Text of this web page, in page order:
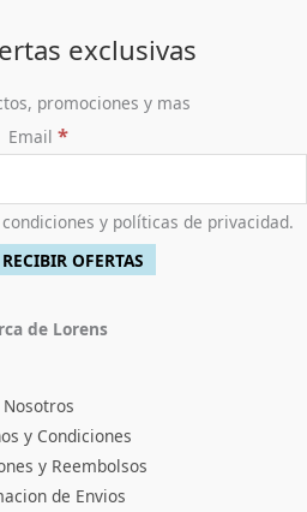
exclusivas
promociones y mas
Email *
y políticas de privacidad.
de Lorens
Nosotros
y Condiciones
y Reembolsos
de Envios